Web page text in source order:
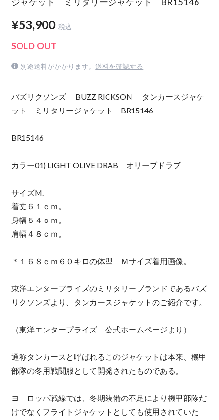
¥53,900 税込
SOLD OUT
別途送料がかかります。 送料を確認する
バズリクソンズ BUZZ RICKSON タンカースジャケ
ット ミリタリージャケット BR15146
BR15146
カラー01) LIGHT OLIVE DRAB オリーブドラブ
サイズM.
着丈６１ｃｍ。
身幅５４ｃｍ。
肩幅４８ｃｍ。
＊１６８ｃｍ６０キロの体型 Ｍサイズ着用画像。
東洋エンタープライズのミリタリーブランドであるバズ
リクソンズより、タンカースジャケットのご紹介です。
（東洋エンタープライズ 公式ホームページより）
通称タンカースと呼ばれるこのジャケットは本来、機甲
部隊の冬用戦闘服として開発されたものである。
ヨーロッパ戦線では、冬期装備の不足により機甲部隊だ
けでなくフライトジャケットとしても使用されていた